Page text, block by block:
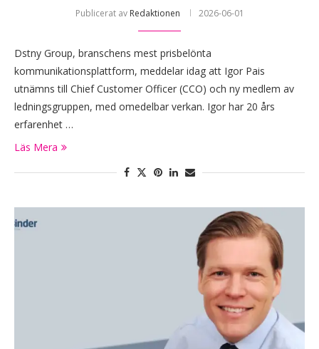
Publicerat av Redaktionen 2026-06-01
Dstny Group, branschens mest prisbelönta
kommunikationsplattform, meddelar idag att Igor Pais
utnämns till Chief Customer Officer (CCO) och ny medlem av
ledningsgruppen, med omedelbar verkan. Igor har 20 års
erfarenhet …
Läs Mera